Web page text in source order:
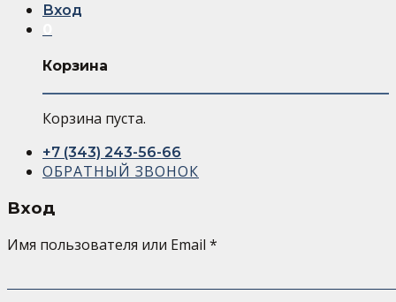
Вход
Корзина
Корзина пуста.
+7 (343) 243-56-66
ОБРАТНЫЙ ЗВОНОК
Вход
Имя пользователя или Email *